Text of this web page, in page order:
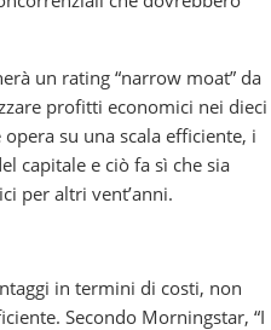
un rating “narrow moat” da
profitti economici nei dieci
su una scala efficiente, i
capitale e ciò fa sì che sia
per altri vent’anni.
in termini di costi, non
Secondo Morningstar, “I